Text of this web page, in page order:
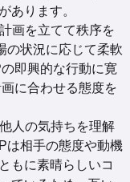
あります。
画を立てて秩序を
の状況に応じて柔軟
即興的な行動に寛
に合わせる態度を
人の気持ちを理解
は相手の態度や動機
もに素晴らしいコ